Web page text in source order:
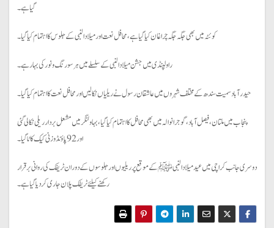
گیا ہے۔
کوئٹہ میں بھی جگہ جگہ چراغان کیا گیا ہے، محافل نعت اور میلادالنبی کے جلوس کا اہتمام کیا گیا۔
راولپنڈی میں جشن میلاد النبی کے سلسلے میں ہر سو رنگ و نور کی بہار ہے۔
حیدرآباد سمیت سندھ کے مختلف شہروں میں عاشقان رسول نے ریلیاں نکالیں اور محافل نعت کا اہتمام کیا گیا۔
پنجاب میں ملتان، فیصل آباد، گوجرانوالہ میں بھی محافل کا اہتمام کیاگیا، بہاولنگر میں مشعل بردار ریلی نکالی گئی
اور 92 پاؤنڈ وزنی کیک کاٹا گیا۔
دوسری جانب کراچی میں عید میلادالنبی ﷺ کے موقع پر ریلیوں اور جلوسوں کے دوران ٹریفک کی روانی برقرار
رکھنے کیلئے ٹریفک پلان جاری کردیا گیا ہے۔